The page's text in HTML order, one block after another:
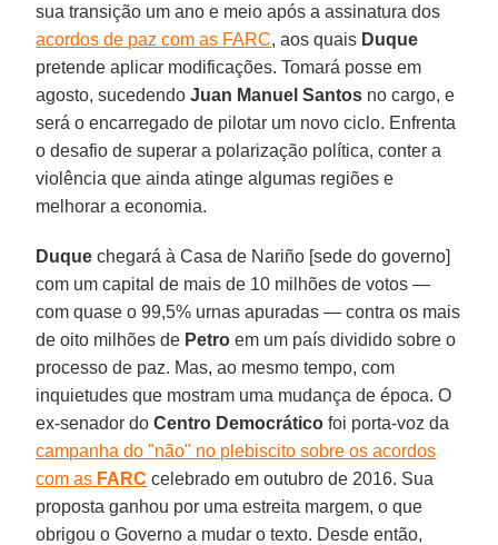
sua transição um ano e meio após a assinatura dos
acordos de paz com as FARC, aos quais Duque
pretende aplicar modificações. Tomará posse em
agosto, sucedendoJuan Manuel Santos no cargo, e
será o encarregado de pilotar um novo ciclo. Enfrenta
o desafio de superar a polarização política, conter a
violência que ainda atinge algumas regiões e
melhorar a economia.
Duque chegará à Casa de Nariño [sede do governo]
com um capital de mais de 10 milhões de votos —
com quase o 99,5% urnas apuradas — contra os mais
de oito milhões de Petro em um país dividido sobre o
processo de paz. Mas, ao mesmo tempo, com
inquietudes que mostram uma mudança de época. O
ex-senador doCentro Democrático foi porta-voz da
campanha do "não" no plebiscito sobre os acordos
com as FARC celebrado em outubro de 2016. Sua
proposta ganhou por uma estreita margem, o que
obrigou o Governo a mudar o texto. Desde então,